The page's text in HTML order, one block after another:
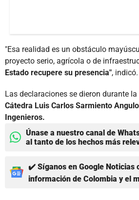
"Esa realidad es un obstáculo
proyecto serio, agrícola o de
Estado recupere su presencia", indicó.
Las declaraciones se dieron durante
Cátedra Luis Carlos Sarmiento
Ingenieros.
Únase a nuestro canal de
al tanto de los hechos más
✔️ Síganos en Google Noticias
información de Colombia y el